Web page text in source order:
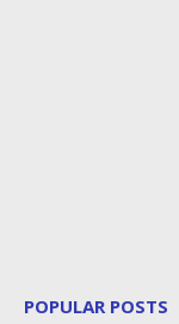
POPULAR POSTS